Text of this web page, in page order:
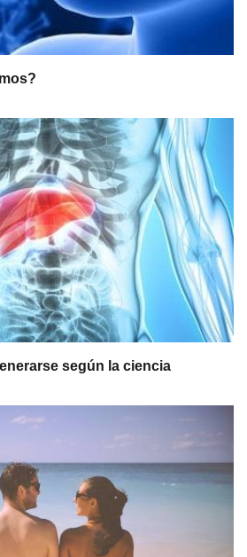
según la ciencia